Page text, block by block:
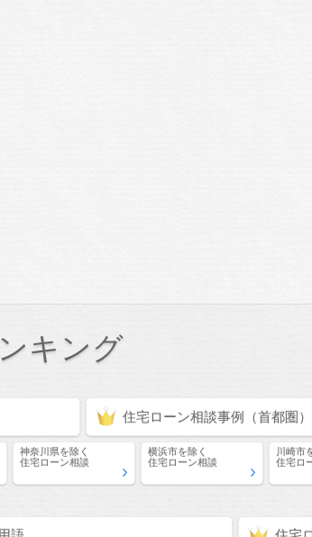
キング
住宅ローン相談事例 （首都圏）
神奈川県を除く
住宅ローン相談
横浜市を除く
住宅ローン相談
川崎市
住宅ロ